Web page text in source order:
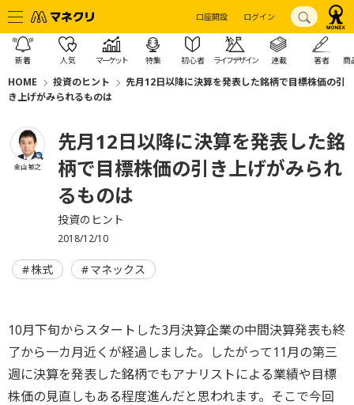
口座開設 ログイン
新着 人気 マーケット 特集 初心者 ライフデザイン 連載 著者 商
HOME 投資のヒント
先月12日以降に決算を発表した銘柄で目標株価の引
き上げがみられるものは
金山 敏之
先月12日以降に決算を発表した銘
柄で目標株価の引き上げがみられ
るものは
投資のヒント
2018/12/10
株式 マネックス
10月下旬からスタートした3月決算企業の中間決算発表も終
了から一カ月近くが経過しました。したがって11月の第三
週に決算を発表した銘柄でもアナリストによる業績や目標
株価の見直しもある程度進んだと思われます。そこで今回